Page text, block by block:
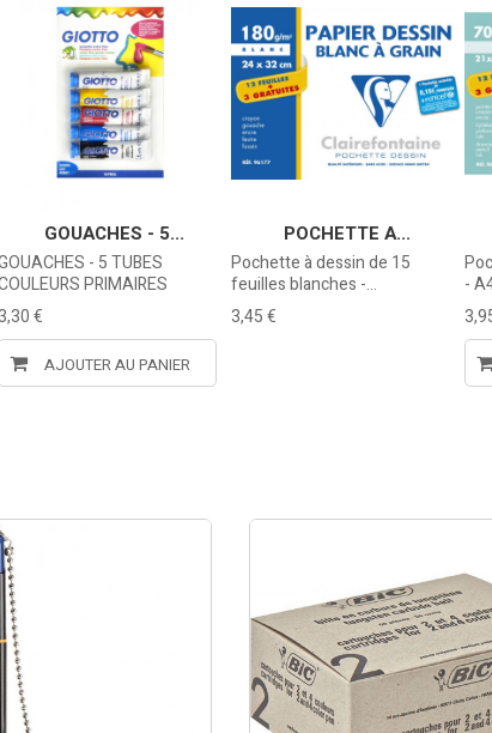
GOUACHES - 5...
- 5 TUBES
PRIMAIRES
€
AJOUTER AU PANIER
POCHETTE A...
Pochette à dessin de 15
feuilles blanches -...
3,45 €
-